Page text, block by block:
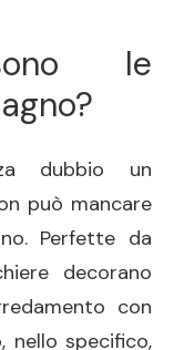
le
dubbio un
può mancare
Perfette da
decorano
con
nello specifico,